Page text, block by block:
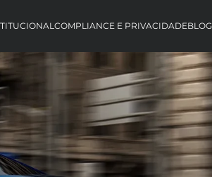
COMPLIANCE E PRIVACIDADEBLOG